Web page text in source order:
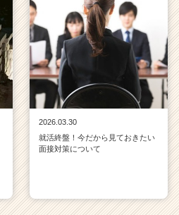
2026.03.30
就活終盤！今だから見ておきたい
面接対策について